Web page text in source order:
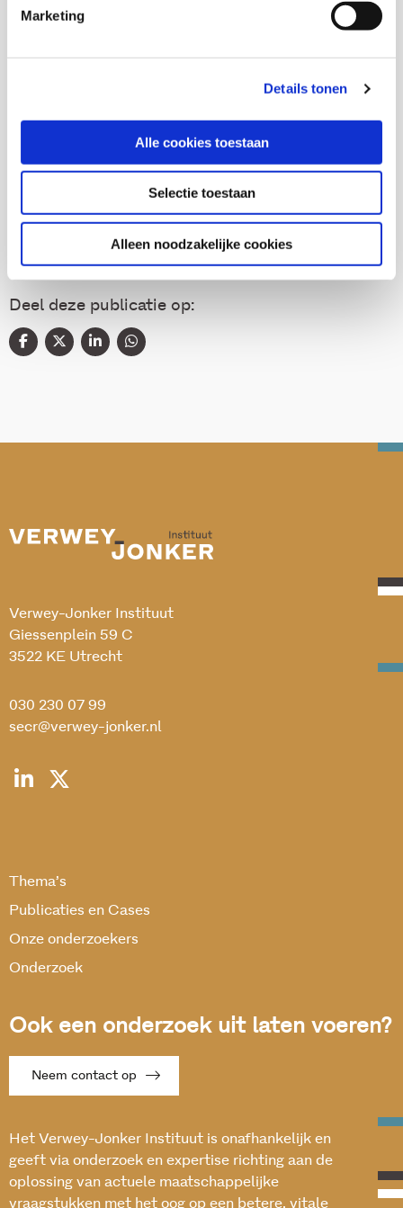
Marketing
Details tonen
Alle cookies toestaan
Selectie toestaan
Alleen noodzakelijke cookies
Buurten en leefbaarheid
Deel deze publicatie op:
Verwey-Jonker Instituut
Giessenplein 59 C
3522 KE Utrecht
030 230 07 99
secr@verwey-jonker.nl
Thema’s
Publicaties en Cases
Onze onderzoekers
Onderzoek
Ook een onderzoek uit laten voeren?
Neem contact op
Het Verwey-Jonker Instituut is onafhankelijk en
geeft via onderzoek en expertise richting aan de
oplossing van actuele maatschappelijke
vraagstukken met het oog op een betere, vitale